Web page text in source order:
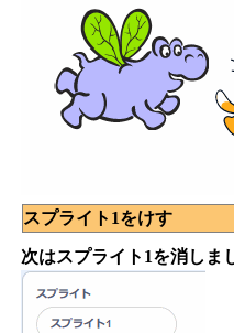
スプライト1をけす
次はスプライト1を消しま